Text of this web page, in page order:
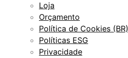
Loja
Orçamento
Política de Cookies (BR)
Políticas ESG
Privacidade